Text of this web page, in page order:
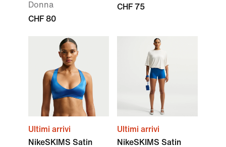
Donna
CHF 80
CHF 75
Ultimi arrivi
NikeSKIMS Satin
Ultimi arrivi
NikeSKIMS Satin